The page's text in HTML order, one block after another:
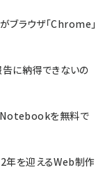
ラウザ「Chrome」
に納得できないの
Notebookを無料で
年を迎えるWeb制作